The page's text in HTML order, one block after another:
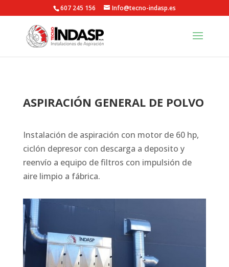
607 245 156 Info@tecno-indasp.es
ASPIRACIÓN GENERAL DE POLVO
Instalación de aspiración con motor de 60 hp,
ciclón depresor con descarga a deposito y
reenvío a equipo de filtros con impulsión de
aire limpio a fábrica.